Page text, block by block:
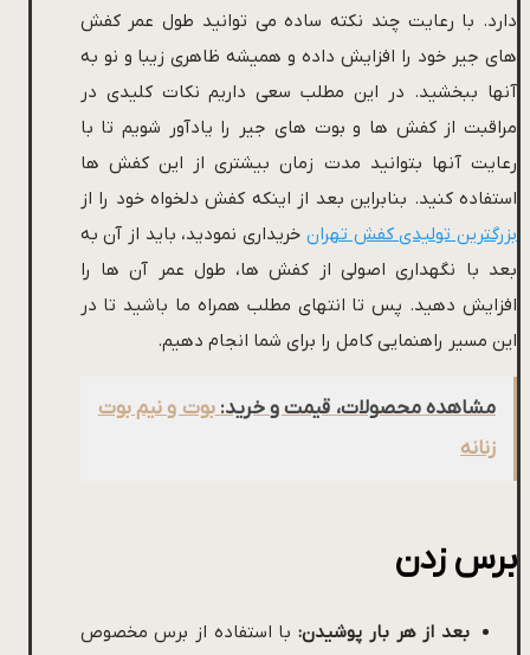
دارد. با رعایت چند نکته ساده می توانید طول عمر کفش
های جیر خود را افزایش داده و همیشه ظاهری زیبا و نو به
آنها ببخشید. در این مطلب سعی داریم نکات کلیدی در
مراقبت از کفش ها و بوت های جیر را یادآور شویم تا با
رعایت آنها بتوانید مدت زمان بیشتری از این کفش ها
استفاده کنید. بنابراین بعد از اینکه کفش دلخواه خود را از
بزرگترین تولیدی کفش تهران خریداری نمودید، باید از آن به
بعد با نگهداری اصولی از کفش ها، طول عمر آن ها را
افزایش دهید. پس تا انتهای مطلب همراه ما باشید تا در
این مسیر راهنمایی کامل را برای شما انجام دهیم.
مشاهده محصولات، قیمت و خرید:بوت و نیم بوت
زنانه
برس زدن
بعد از هر بار پوشیدن:با استفاده از برس مخصوص